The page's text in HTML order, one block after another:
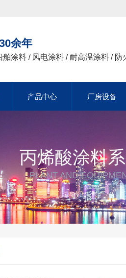
余年
涂料 / 风电涂料 / 耐高温涂料 / 防
产品中心
产品中心 厂房设备
厂房设备
丙烯酸涂料
PLANT AND